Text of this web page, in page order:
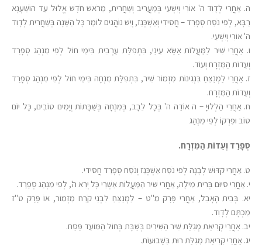
ה. אַחֲרֵי לְדָוִד ה' אוֹרִי וְיִשְׁעִי בְּמַעֲרִיב וְשַׁחֲרִית, מֵרֹאשׁ חֹדֶשׁ אֱלוּל עַד הוֹשַׁעְנָא
רַבָּא, לְפִי נֹסַח סְפָרַד – חֲסִידִי וְאַשְׁכְּנַז, וְיֵשׁ נוֹהֲגִים לוֹמַר כָּל הַשָּׁנָה בְּשַׁחֲרִית לְדָוִד
ה' אוֹרִי וְיִשְׁעִי.
ו. אַחֲרֵי שִׁיר לַמַּעֲלוֹת אֶשָּׂא עֵינַי, בִּתְפִלַּת עַרְבִית בִּימֵי חוֹל לְפִי מִנְהַג סְפָרַד
וְעֵדוֹת הַמִּזְרָח וְעוֹד.
ז. אַחֲרֵי לַמְנַצֵּחַ בִּנְגִינוֹת מִזְמוֹר שִׁיר, בִּתְפִלַּת מִנְחָה בִּימֵי חוֹל לְפִי מִנְהַג סְפָרַד
וְעֵדוֹת הַמִּזְרָח.
ח. אַחֲרֵי הַלְלוּיָ – ה אוֹדֶה ה' בְּכָל לֵבָב, בְּמִנְחָה בְּשַׁבָּתוֹת וְיָמִים טוֹבִים, כָּל יוֹם
טוֹב וּפִרְקוֹ לְפִי מִנְהַג
סְפָרַד וְעֵדוֹת הַמִּזְרָח.
ט. אַחֲרֵי קִדּוּשׁ לְבָנָה לְפִי נֹסַח אַשְׁכְּנַז וְנֹסַח סְפָרַד חֲסִידִי.
י. אַחֲרֵי סִיּוּם בְּרִית מִילָה, אַחֲרֵי שִׁיר הַמַּעֲלוֹת אַשְׁרֵי כָּל יְרֵא ה', לְפִי מִנְהַג סְפָרַד.
יא. בְּבֵית הָאָבֵל, אַחֲרֵי פֶּרֶק מ"ט – לַמְנַצֵּחַ לִבְנֵי קֹרַח מִזְמוֹר, אוֹ פֶּרֶק ט"ז
מִכְתָּם לְדָוִד.
יב. אַחֲרֵי קְרִיאַת מְגִלַּת שִׁיר הַשִּׁירִים בְּשַׁבָּת בְּחוֹל הַמּוֹעֵד פֶּסַח.
יג. אַחֲרֵי קְרִיאַת מְגִלַּת רוּת בְּשָׁבוּעוֹת.